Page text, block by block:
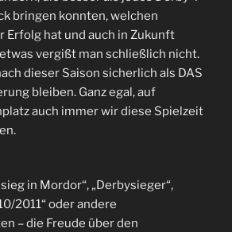
bringen konnten, welchen
Erfolg hat und auch in Zukunft
vergißt man schließlich nicht.
dieser Saison sicherlich als DAS
bleiben. Ganz egal, auf
auch immer wir diese Spielzeit
in Mordor“, „Derbysieger“,
2011“ oder andere
– die Freude über den